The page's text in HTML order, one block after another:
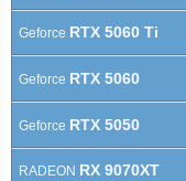
Geforce RTX 5060 Ti
Geforce RTX 5060
Geforce RTX 5050
RADEON RX 9070XT